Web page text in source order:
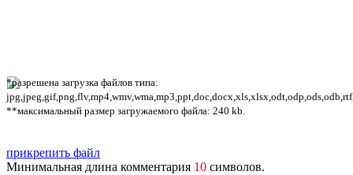
*разрешена загрузка файлов типа:
**максимальный размер загружаемого файла: 240 kb.
прикрепить файл
Минимальная длина комментария 10 символов.